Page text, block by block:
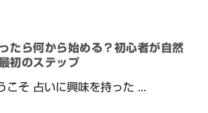
たら何から始める？初心者が自然
初のステップ
こそ 占いに興味を持った ...